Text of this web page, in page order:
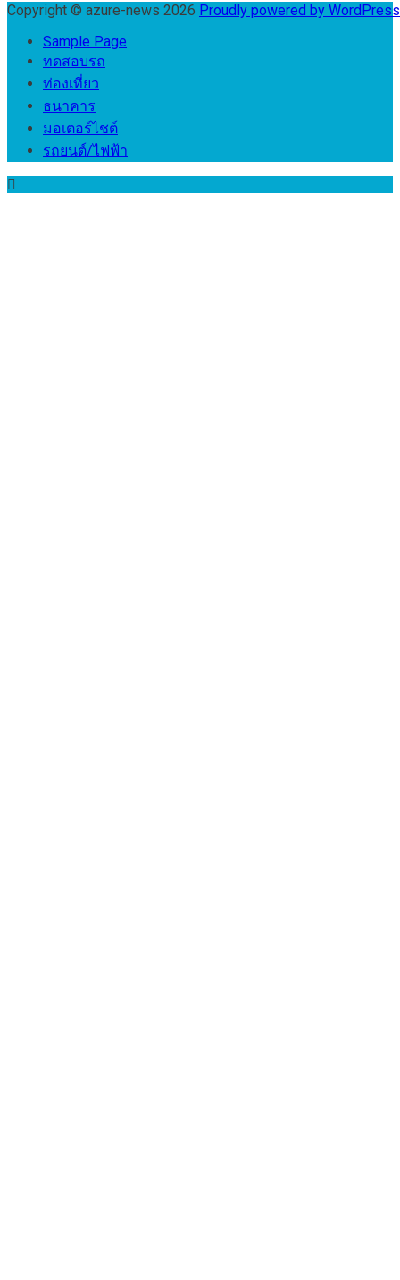
Copyright © azure-news 2026 Proudly powered by
Sample Page
ทดสอบรถ
ท่องเที่ยว
ธนาคาร
มอเตอร์ไชต์
รถยนต์/ไฟฟ้า